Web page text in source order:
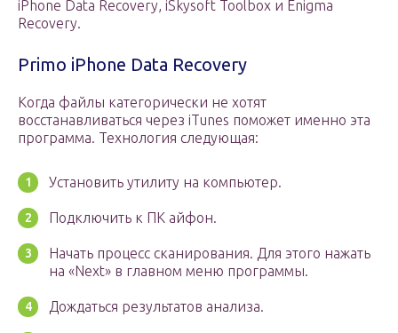
iPhone Data Recovery, iSkysoft Toolbox и Enigma
Recovery.
Primo iPhone Data Recovery
Когда файлы категорически не хотят
восстанавливаться через iTunes поможет именно эта
программа. Технология следующая:
Установить утилиту на компьютер.
Подключить к ПК айфон.
Начать процесс сканирования. Для этого нажать
на «Next» в главном меню программы.
Дождаться результатов анализа.